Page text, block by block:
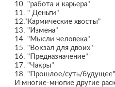
10. "работа и карьера"
11. " Деньги"
12."Кармические хвосты"
13. "Измена"
14. "Мысли человека"
15. "Вокзал для двоих"
16. "Предназначение"
17. "Чакры"
18. "Прошлое/суть/будущее"
И многие-многие другие